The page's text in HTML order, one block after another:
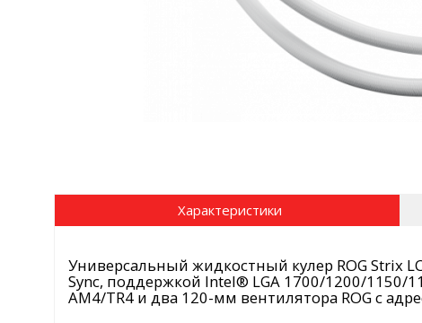
Характеристики
Универсальный жидкостный кулер ROG Strix
Sync, поддержкой Intel® LGA 1700/1200/1150/
AM4/TR4 и два 120-мм вентилятора ROG с